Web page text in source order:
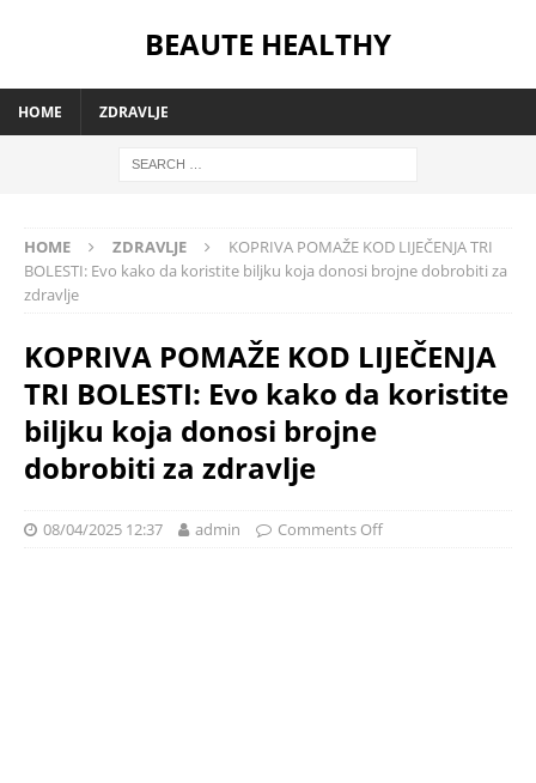
BEAUTE HEALTHY
HOME ZDRAVLJE
HOME ZDRAVLJE
KOPRIVA POMAŽE KOD LIJEČENJA TRI
BOLESTI: Evo kako da koristite biljku koja donosi brojne dobrobiti za
zdravlje
KOPRIVA POMAŽE KOD LIJEČENJA
TRI BOLESTI: Evo kako da koristite
biljku koja donosi brojne
dobrobiti za zdravlje
08/04/2025 12:37 admin Comments Off